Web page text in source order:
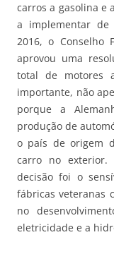
carros a gasolina e
a implementar de
2016, o Conselho
aprovou uma
total de motores
importante, não
porque a
produção de
o país de origem
carro no exterior.
decisão foi o
fábricas veteranas
no
eletricidade e a